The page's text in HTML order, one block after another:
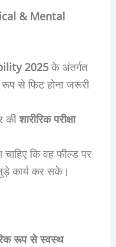
& Mental
2025के अंतर्गत
रूप से फिट होना जरूरी
कीशारीरिक परीक्षा
चाहिए कि वह फील्ड पर
कार्य कर सके।
रूप से स्वस्थ